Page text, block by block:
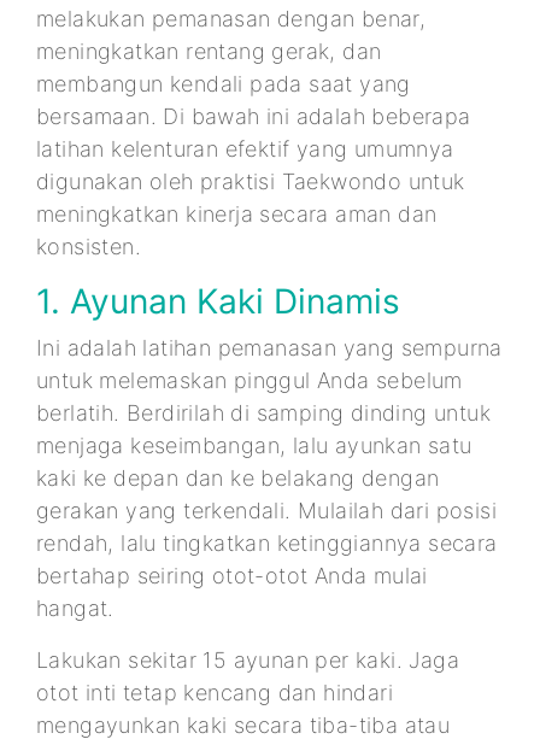
melakukan pemanasan dengan benar,
meningkatkan rentang gerak, dan
membangun kendali pada saat yang
bersamaan. Di bawah ini adalah beberapa
latihan kelenturan efektif yang umumnya
digunakan oleh praktisi Taekwondo untuk
meningkatkan kinerja secara aman dan
konsisten.
1. Ayunan Kaki Dinamis
Ini adalah latihan pemanasan yang sempurna
untuk melemaskan pinggul Anda sebelum
berlatih. Berdirilah di samping dinding untuk
menjaga keseimbangan, lalu ayunkan satu
kaki ke depan dan ke belakang dengan
gerakan yang terkendali. Mulailah dari posisi
rendah, lalu tingkatkan ketinggiannya secara
bertahap seiring otot-otot Anda mulai
hangat.
Lakukan sekitar 15 ayunan per kaki. Jaga
otot inti tetap kencang dan hindari
mengayunkan kaki secara tiba-tiba atau